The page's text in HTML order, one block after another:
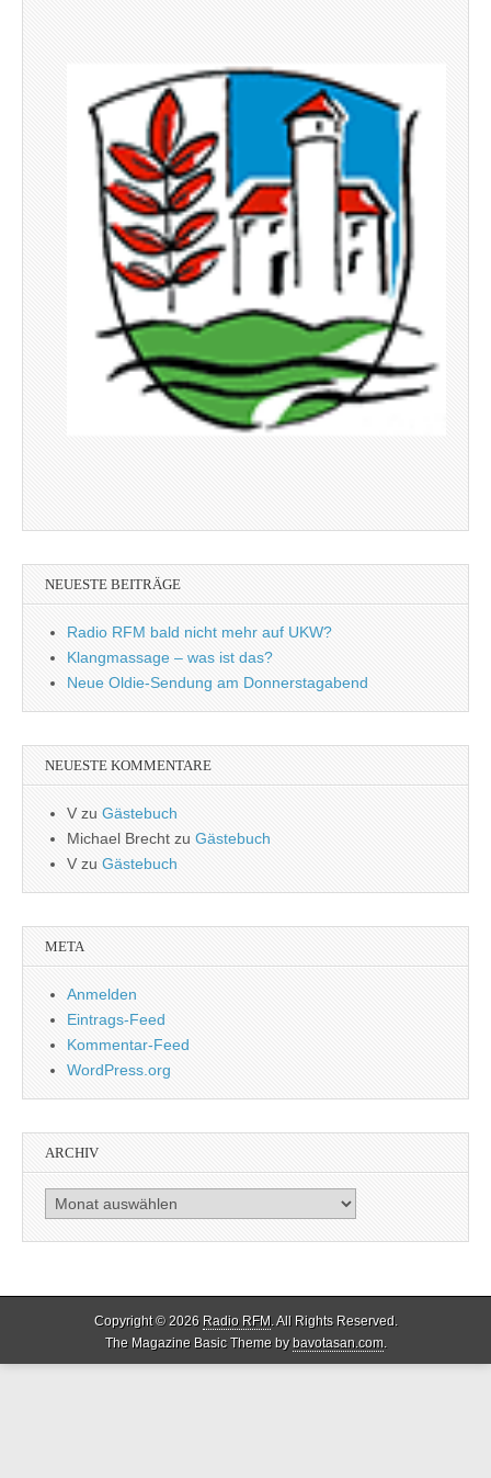
NEUESTE BEITRÄGE
Radio RFM bald nicht mehr auf UKW?
Klangmassage – was ist das?
Neue Oldie-Sendung am Donnerstagabend
NEUESTE KOMMENTARE
V zu Gästebuch
Michael Brecht zu Gästebuch
Vzu Gästebuch
META
Anmelden
Eintrags-Feed
Kommentar-Feed
WordPress.org
ARCHIV
Archiv
Copyright © 2026 Radio RFM. All Rights Reserved.
The Magazine Basic Theme bybavotasan.com.